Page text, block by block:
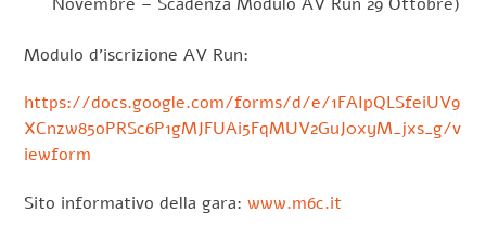
Modulo d’iscrizione AV Run:
https://docs.google.com/forms/d/e/1FAIpQLSfeiUV9
XCnzw85oPRSc6P1gMJFUAi5FqMUV2GuJ0xyM_jxs_g/v
iewform
Sito informativo della gara:www.m6c.it